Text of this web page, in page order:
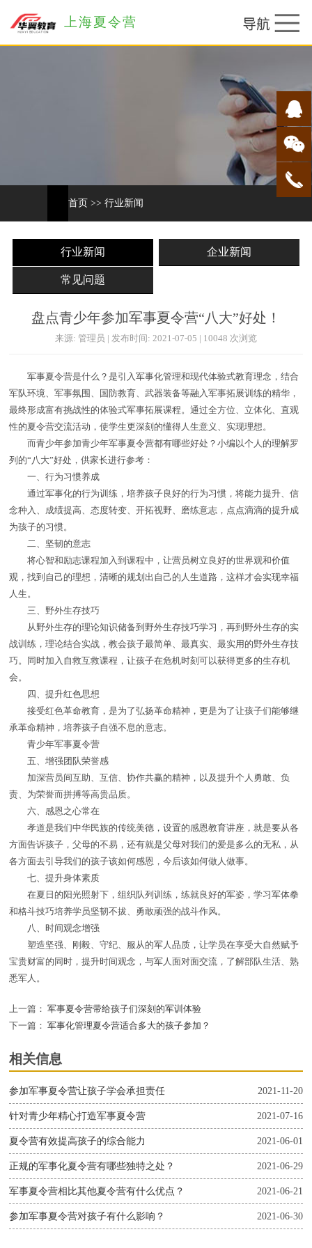
上海夏令营
首页 >> 行业新闻
行业新闻 企业新闻
常见问题
盘点青少年参加军事夏令营“八大”好处！
来源: 管理员 | 发布时间: 2021-07-05 | 10048 次浏览
军事夏令营是什么？是引入军事化管理和现代体验式教育理念，结合
军队环境、军事氛围、国防教育、武器装备等融入军事拓展训练的精华，
最终形成富有挑战性的体验式军事拓展课程。通过全方位、立体化、直观
性的夏令营交流活动，使学生更深刻的懂得人生意义、实现理想。
而青少年参加青少年军事夏令营都有哪些好处？小编以个人的理解罗
列的“八大”好处，供家长进行参考：
一、行为习惯养成
通过军事化的行为训练，培养孩子良好的行为习惯，将能力提升、信
念种入、成绩提高、态度转变、开拓视野、磨练意志，点点滴滴的提升成
为孩子的习惯。
二、坚韧的意志
将心智和励志课程加入到课程中，让营员树立良好的世界观和价值
观，找到自己的理想，清晰的规划出自己的人生道路，这样才会实现幸福
人生。
三、野外生存技巧
从野外生存的理论知识储备到野外生存技巧学习，再到野外生存的实
战训练，理论结合实战，教会孩子最简单、最真实、最实用的野外生存技
巧。同时加入自救互救课程，让孩子在危机时刻可以获得更多的生存机
会。
四、提升红色思想
接受红色革命教育，是为了弘扬革命精神，更是为了让孩子们能够继
承革命精神，培养孩子自强不息的意志。
青少年军事夏令营
五、增强团队荣誉感
加深营员间互助、互信、协作共赢的精神，以及提升个人勇敢、负
责、为荣誉而拼搏等高贵品质。
六、感恩之心常在
孝道是我们中华民族的传统美德，设置的感恩教育讲座，就是要从各
方面告诉孩子，父母的不易，还有就是父母对我们的爱是多么的无私，从
各方面去引导我们的孩子该如何感恩，今后该如何做人做事。
七、提升身体素质
在夏日的阳光照射下，组织队列训练，练就良好的军姿，学习军体拳
和格斗技巧培养学员坚韧不拔、勇敢顽强的战斗作风。
八、时间观念增强
塑造坚强、刚毅、守纪、服从的军人品质，让学员在享受大自然赋予
宝贵财富的同时，提升时间观念，与军人面对面交流，了解部队生活、熟
悉军人。
上一篇： 军事夏令营带给孩子们深刻的军训体验
下一篇： 军事化管理夏令营适合多大的孩子参加？
相关信息
2021-11-20
参加军事夏令营让孩子学会承担责任
2021-07-16
针对青少年精心打造军事夏令营
2021-06-01
夏令营有效提高孩子的综合能力
2021-06-29
正规的军事化夏令营有哪些独特之处？
2021-06-21
军事夏令营相比其他夏令营有什么优点？
2021-06-30
参加军事夏令营对孩子有什么影响？